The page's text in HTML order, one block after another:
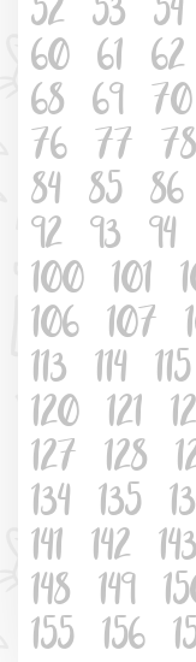
52 53 54
60
61 62
68
69 70
76
77 78
84
85 86
92
93 94
100
101
106
107
113
114 115
120
121
127
128
134
135
141
142 143
148
149
155
156